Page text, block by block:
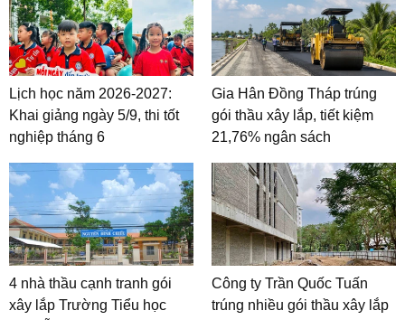
Lịch học năm 2026-2027:
Khai giảng ngày 5/9, thi tốt
nghiệp tháng 6
Gia Hân Đồng Tháp trúng
gói thầu xây lắp, tiết kiệm
21,76% ngân sách
4 nhà thầu cạnh tranh gói
xây lắp Trường Tiểu học
Công ty Trần Quốc Tuấn
trúng nhiều gói thầu xây lắp